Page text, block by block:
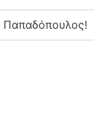
Παπαδόπουλος!